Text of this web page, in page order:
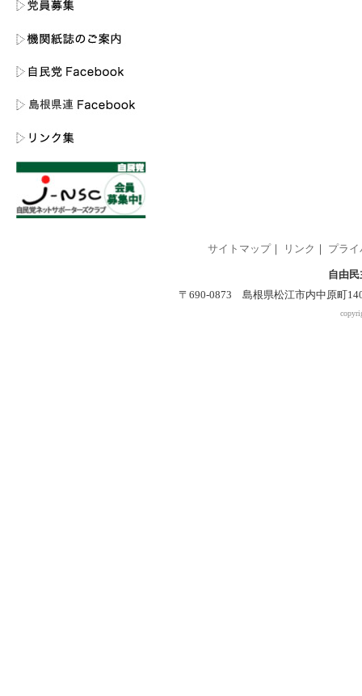
サイトマップ｜ リンク プラ
自由
〒690-0873 島根県松江市内中原町